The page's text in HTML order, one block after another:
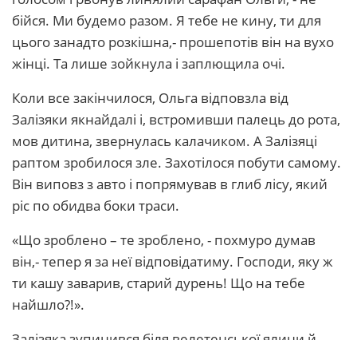
бійся. Ми будемо разом. Я тебе не кину, ти для
цього занадто розкішна,- прошепотів він на вухо
жінці. Та лише зойкнула і заплющила очі.
Коли все закінчилося, Ольга відповзла від
Залізяки якнайдалі і, встромивши палець до рота,
мов дитина, звернулась калачиком. А Залізяці
раптом зробилося зле. Захотілося побути самому.
Він виповз з авто і попрямував в глиб лісу, який
ріс по обидва боки траси.
«Що зроблено – те зроблено, - похмуро думав
він,- тепер я за неї відповідатиму. Господи, яку ж
ти кашу заварив, старий дурень! Що на тебе
найшло?!».